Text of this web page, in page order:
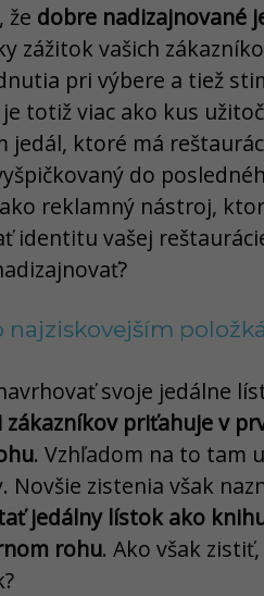
že dobre nadizajnované
zážitok vašich
pri výbere a tiež
totiž viac ako kus
jedál, ktoré má
do
reklamný nástroj,
identitu vašej
najziskovejším
svoje jedálne
zákazníkov priťahuje v
. Vzhľadom na to tam
Novšie zistenia však
jedálny lístok ako
rohu. Ako však